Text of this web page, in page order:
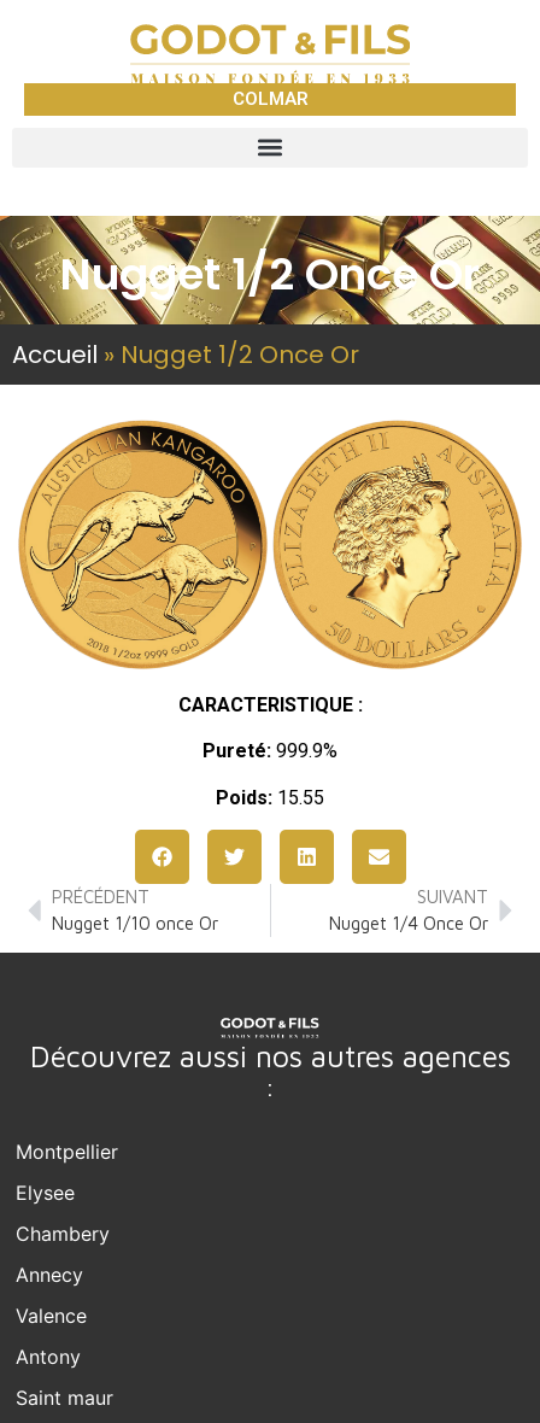
COLMAR
Nugget 1/2 Once Or
Accueil » Nugget 1/2 Once Or
CARACTERISTIQUE :
Pureté: 999.9%
Poids: 15.55
PRÉCÉDENT
Nugget 1/10 once Or
SUIVANT
Nugget 1/4 Once Or
Découvrez aussi nos autres agences
:
Montpellier
Elysee
Chambery
Annecy
Valence
Antony
Saint maur